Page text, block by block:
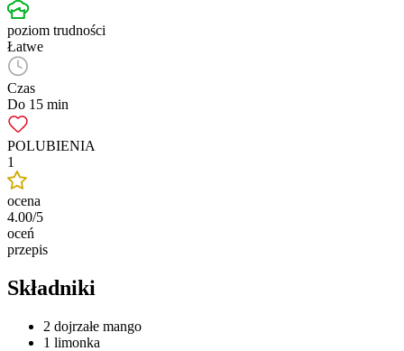
poziom trudności
Łatwe
Czas
Do 15 min
POLUBIENIA
1
ocena
4.00/5
oceń
przepis
Składniki
2 dojrzałe mango
1 limonka